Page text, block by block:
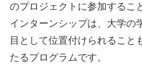
のプロジェクトに参加するこ
インターンシップは、大学の
目として位置付けられること
たるプログラムです。